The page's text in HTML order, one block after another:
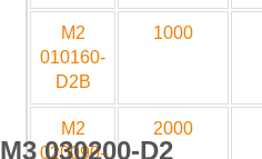
M3 030200-D2
M2
010160-
D2B
1000
M2
020090-
2000